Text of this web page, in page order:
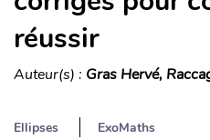
réussir
Auteur(s) : Gras Hervé,
Ellipses
ExoMaths